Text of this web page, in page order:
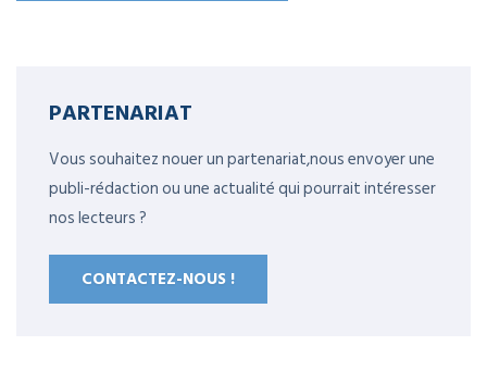
PARTENARIAT
Vous souhaitez nouer un partenariat,nous envoyer une
publi-rédaction ou une actualité qui pourrait intéresser
nos lecteurs ?
CONTACTEZ-NOUS !